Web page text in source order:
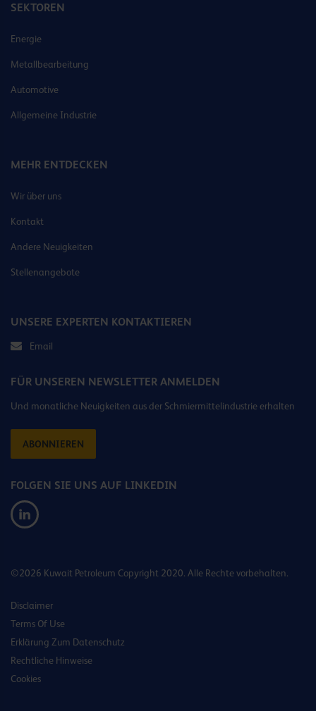
SEKTOREN
Energie
Metallbearbeitung
Automotive
Allgemeine Industrie
MEHR ENTDECKEN
Wir über uns
Kontakt
Andere Neuigkeiten
Stellenangebote
UNSERE EXPERTEN KONTAKTIEREN
Email
FÜR UNSEREN NEWSLETTER ANMELDEN
Und monatliche Neuigkeiten aus der Schmiermittelindustrie erhalten
ABONNIEREN
FOLGEN SIE UNS AUF LINKEDIN
©2026 Kuwait Petroleum Copyright 2020. Alle Rechte vorbehalten.
Disclaimer
Terms Of Use
Erklärung Zum Datenschutz
Rechtliche Hinweise
Cookies